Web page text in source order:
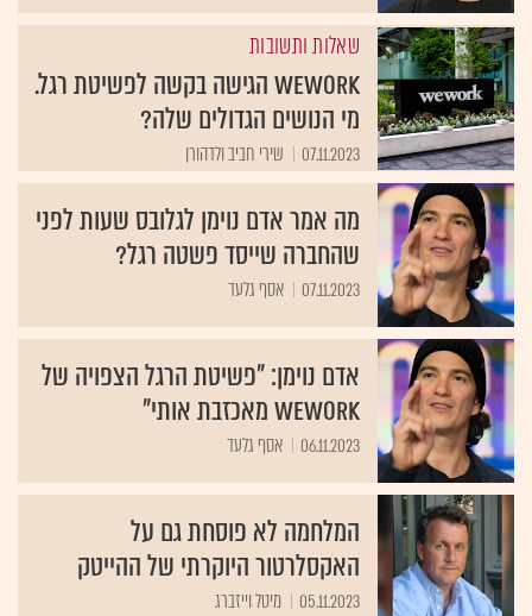
שאלות ותשובות
WeWork הגישה בקשה לפשיטת רגל.
מי הנושים הגדולים שלה?
07.11.2023 שירי חביב ולדהורן
מה אמר אדם נוימן לגלובס שעות לפני
שהחברה שייסד פשטה רגל?
07.11.2023 אסף גלעד
אדם נוימן: "פשיטת הרגל הצפויה של
WeWork מאכזבת אותי"
06.11.2023 אסף גלעד
המלחמה לא פוסחת גם על
האקסלרטור היוקרתי של ההייטק
05.11.2023 מיטל וייזברג